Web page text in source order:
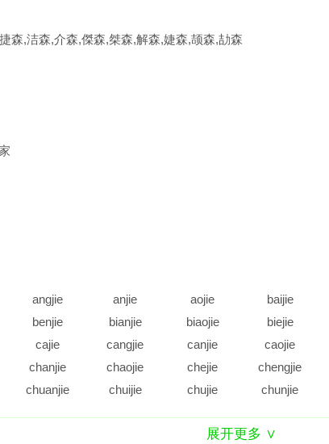
森,洁森,介森,傑森,桀森,解森,婕森,颉森,劼森
angjie anjie aojie baijie
benjie bianjie biaojie biejie
cajie cangjie canjie caojie
chanjie chaojie chejie chengjie
chuanjie chuijie chujie chunjie
dijie dingjie
展开更多 ∨